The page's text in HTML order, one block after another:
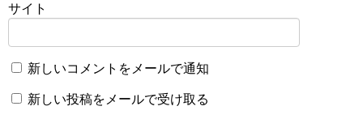
サイト
新しいコメントをメールで通知
新しい投稿をメールで受け取る